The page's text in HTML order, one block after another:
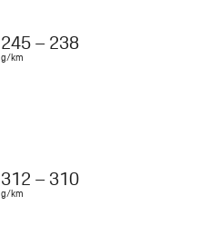
245 – 238
g/km
312 – 310
g/km